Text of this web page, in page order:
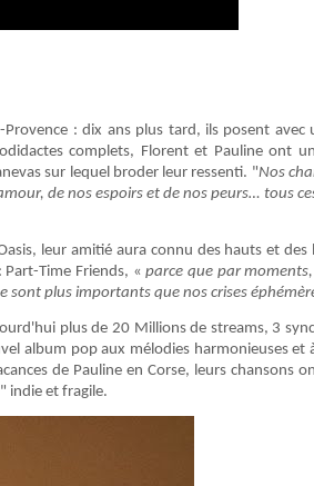
: dix ans plus tard, ils posent
complets, Florent et Pauline ont
sur lequel broder leur ressenti. "Nos
de nos espoirs et de nos peurs… tous
leur amitié aura connu des hauts et des
Part-Time Friends, «parce que par
sont plus importants que nos crises
plus de 20 Millions de streams, 3
album pop aux mélodies harmonieuses et
de Pauline en Corse, leurs chansons
indie et fragile.